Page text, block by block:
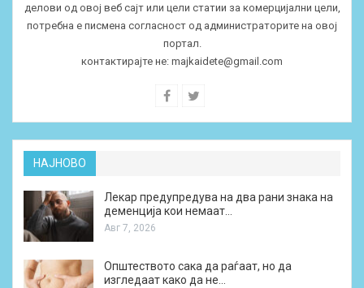
делови од овој веб сајт или цели статии за комерцијални цели,
потребна е писмена согласност од администраторите на овој
портал.
контактирајте не: majkaidete@gmail.com
НАЈНОВО
Лекар предупредува на два рани знака на
деменција кои немаат…
Авг 7, 2026
Општеството сака да раѓаат, но да
изгледаат како да не…